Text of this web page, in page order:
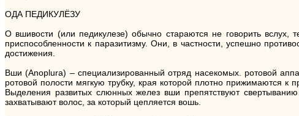
ОДА ПЕДИКУЛЁЗУ
О вшивости (или педикулезе) обычно стараются не говорить
приспособленности к паразитизму. Они, в частности, успешно
достижения.
Вши (Anoplura) – специализированный отряд насекомых. ротовой
ротовой полости мягкую трубку, края которой плотно прижимаются
Выделения развитых слюнных желез вши препятствуют
захватывают волос, за который цепляется вошь.